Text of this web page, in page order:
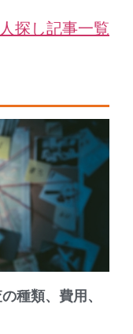
人探し記事一覧
種類、費用、